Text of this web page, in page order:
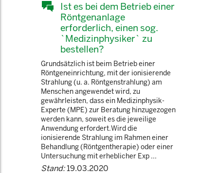
Ist es bei dem Betrieb einer
Röntgenanlage
erforderlich, einen sog.
`Medizinphysiker` zu
bestellen?
Grundsätzlich ist beim Betrieb einer
Röntgeneinrichtung, mit der ionisierende
Strahlung (u. a. Röntgenstrahlung) am
Menschen angewendet wird, zu
gewährleisten, dass ein Medizinphysik-
Experte (MPE) zur Beratung hinzugezogen
werden kann, soweit es die jeweilige
Anwendung erfordert.Wird die
ionisierende Strahlung im Rahmen einer
Behandlung (Röntgentherapie) oder einer
Untersuchung mit erheblicher Exp ...
Stand:19.03.2020